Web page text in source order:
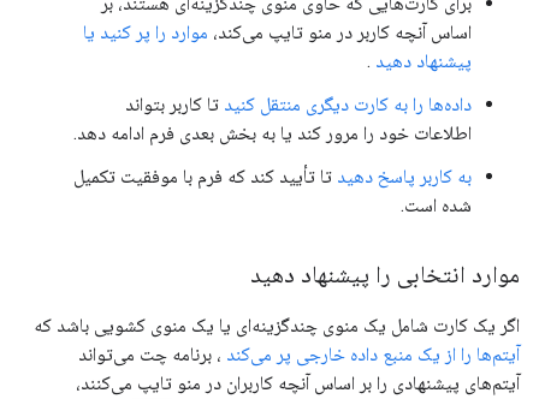
اساس آنچه کاربر در منو تایپ می‌کند، موارد را پر کنید یا
پیشنهاد دهید .
داده‌ها را به کارت دیگری منتقل کنید تا کاربر بتواند
اطلاعات خود را مرور کند یا به بخش بعدی فرم ادامه دهد.
به کاربر پاسخ دهید تا تأیید کند که فرم با موفقیت تکمیل
شده است.
موارد انتخابی را پیشنهاد دهید
اگر یک کارت شامل یک منوی چندگزینه‌ای یا یک منوی کشویی باشد که
آیتم‌ها را از یک منبع داده خارجی پر می‌کند ، برنامه چت می‌تواند
آیتم‌های پیشنهادی را بر اساس آنچه کاربران در منو تایپ می‌کنند،